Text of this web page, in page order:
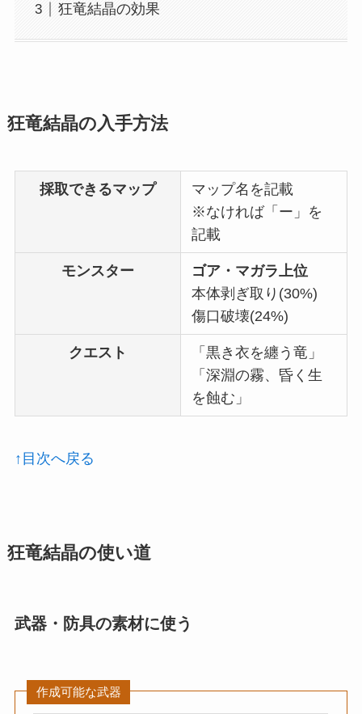
狂竜結晶の効果
狂竜結晶の入手方法
採取できるマップ
マップ名を記載
※なければ「ー」を
記載
モンスター
ゴア・マガラ上位
本体剥ぎ取り(30%)
傷口破壊(24%)
クエスト
「黒き衣を纏う竜」
「深淵の霧、昏く生
を蝕む」
↑目次へ戻る
狂竜結晶の使い道
武器・防具の素材に使う
作成可能な武器